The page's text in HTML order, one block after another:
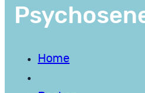
Home